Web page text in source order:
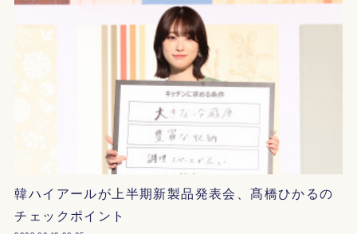
韓ハイアールが上半期新製品発表会、髙橋ひかるの
チェックポイント